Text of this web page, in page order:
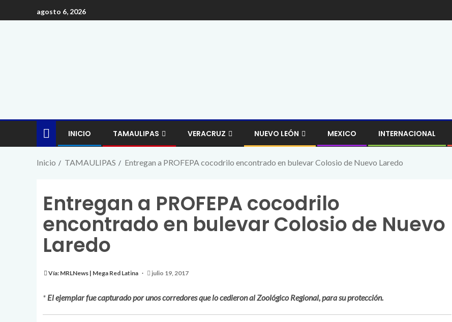
agosto 6, 2026
INICIO TAMAULIPAS VERACRUZ NUEVO LEÓN MEXICO INTERNACIONAL
Inicio TAMAULIPAS Entregan a PROFEPA cocodrilo encontrado en bulevar Colosio de Nuevo Laredo
Entregan a PROFEPA cocodrilo
encontrado en bulevar Colosio de Nuevo
Laredo
Vía: MRLNews | Mega Red Latina julio 19, 2017
* El ejemplar fue capturado por unos corredores que lo cedieron al Zoológico Regional, para su protección.